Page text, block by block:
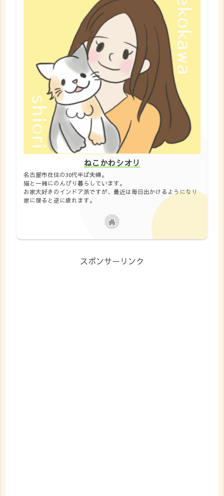
ねこかわシオリ
名古屋市在住の30代半ば夫婦。
猫と一緒にのんびり暮らしています。
お家大好きのインドア派ですが、最近は毎日出かけるようになり
家に居ると逆に疲れます。
スポンサーリンク